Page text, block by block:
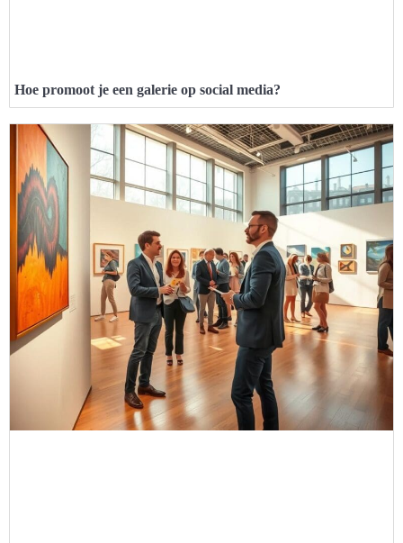
Hoe promoot je een galerie op social media?